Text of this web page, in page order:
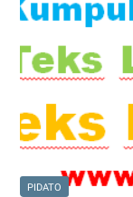
PIDATO